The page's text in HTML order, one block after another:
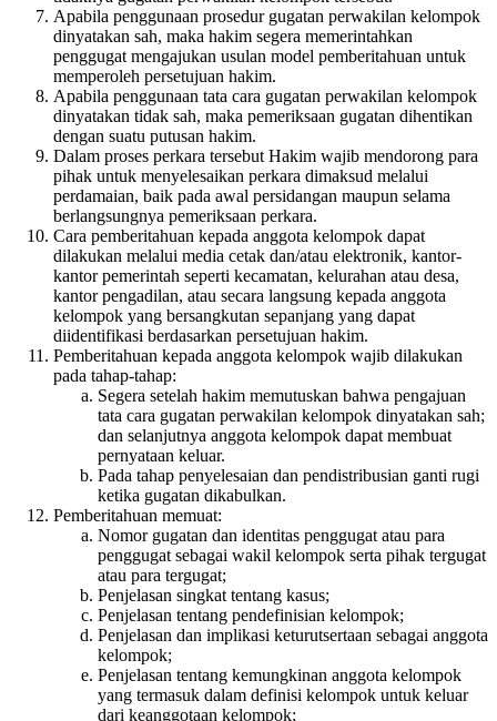
Apabila penggunaan prosedur gugatan perwakilan kelompok
dinyatakan sah, maka hakim segera memerintahkan
penggugat mengajukan usulan model pemberitahuan untuk
memperoleh persetujuan hakim.
Apabila penggunaan tata cara gugatan perwakilan kelompok
dinyatakan tidak sah, maka pemeriksaan gugatan dihentikan
dengan suatu putusan hakim.
Dalam proses perkara tersebut Hakim wajib mendorong para
pihak untuk menyelesaikan perkara dimaksud melalui
perdamaian, baik pada awal persidangan maupun selama
berlangsungnya pemeriksaan perkara.
Cara pemberitahuan kepada anggota kelompok dapat
dilakukan melalui media cetak dan/atau elektronik, kantor-
kantor pemerintah seperti kecamatan, kelurahan atau desa,
kantor pengadilan, atau secara langsung kepada anggota
kelompok yang bersangkutan sepanjang yang dapat
diidentifikasi berdasarkan persetujuan hakim.
Pemberitahuan kepada anggota kelompok wajib dilakukan
pada tahap-tahap:
Segera setelah hakim memutuskan bahwa pengajuan
tata cara gugatan perwakilan kelompok dinyatakan sah;
dan selanjutnya anggota kelompok dapat membuat
pernyataan keluar.
Pada tahap penyelesaian dan pendistribusian ganti rugi
ketika gugatan dikabulkan.
Pemberitahuan memuat:
Nomor gugatan dan identitas penggugat atau para
penggugat sebagai wakil kelompok serta pihak tergugat
atau para tergugat;
Penjelasan singkat tentang kasus;
Penjelasan tentang pendefinisian kelompok;
Penjelasan dan implikasi keturutsertaan sebagai anggota
kelompok;
Penjelasan tentang kemungkinan anggota kelompok
yang termasuk dalam definisi kelompok untuk keluar
dari keanggotaan kelompok;